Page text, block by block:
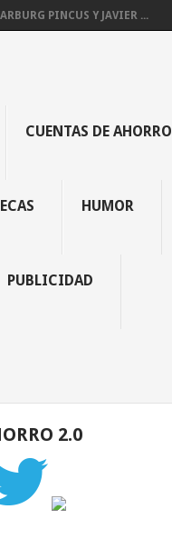
PINCUS Y JAVIER ...
CUENTAS DE AHORRO
HUMOR
PUBLICIDAD
2.0